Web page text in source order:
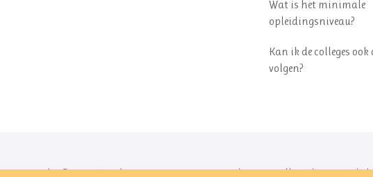
Wat is het minimale
opleidingsniveau?
Kan ik de colleges
volgen?
Copyright © 2026 Academie voor Geesteswetenschappen. Alle rechten